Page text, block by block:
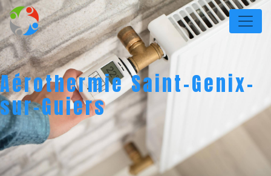
Panneau de gestion des cookies
Aérothermie Saint-Genix-
sur-Guiers